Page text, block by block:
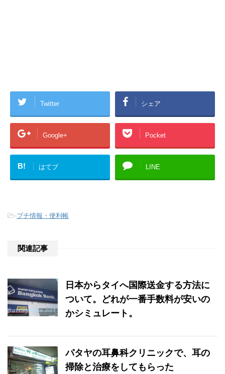
Twitter シェア
Google+ Pocket
B! はてブ LINE
-プチ情報・便利帳
関連記事
日本からタイへ国際送金する方法に
ついて。どれが一番手数料が安いの
かシミュレート。
パタヤの耳鼻科クリニックで、耳の
掃除と治療をしてもらった